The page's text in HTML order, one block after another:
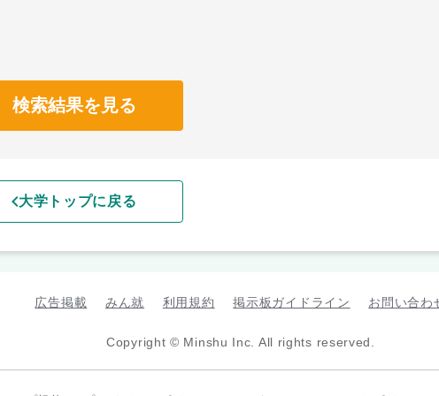
検索結果を見る
大学トップに戻る
広告掲載 みん就 利用規約 掲示板ガイドライン お問い合わ
Copyright © Minshu Inc. All rights reserved.